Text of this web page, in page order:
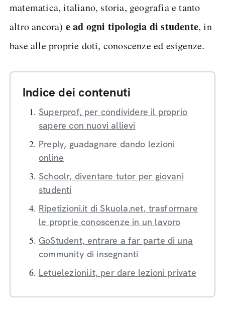
matematica, italiano, storia, geografia e tanto
altro ancora) e ad ogni tipologia di studente, in
base alle proprie doti, conoscenze ed esigenze.
Indice dei contenuti
Superprof, per condividere il proprio
sapere con nuovi allievi
Preply, guadagnare dando lezioni
online
Schoolr, diventare tutor per giovani
studenti
Ripetizioni.it di Skuola.net, trasformare
le proprie conoscenze in un lavoro
GoStudent, entrare a far parte di una
community di insegnanti
Letuelezioni.it, per dare lezioni private